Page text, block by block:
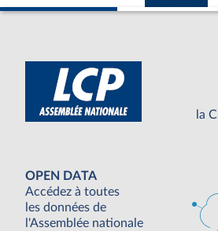
la
OPEN DATA
Accédez à toutes
les données de
l'Assemblée nationale